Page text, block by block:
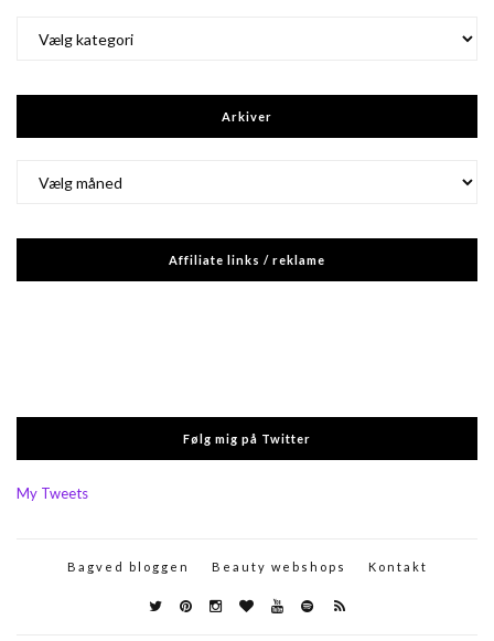
Arkiver
Affiliate links / reklame
Følg mig på Twitter
My Tweets
Bagved bloggen Beauty webshops Kontakt